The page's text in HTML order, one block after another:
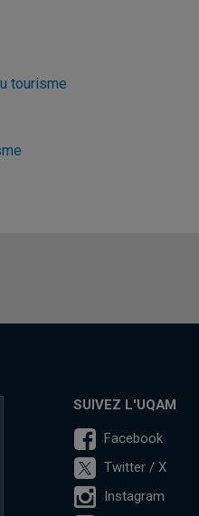
tourisme
SUIVEZ L'UQAM
Facebook
Twitter / X
Instagram